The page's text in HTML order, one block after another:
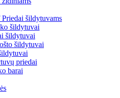
šildytuvams
šildytuvai
šildytuvai
šildytuvai
priedai
barai